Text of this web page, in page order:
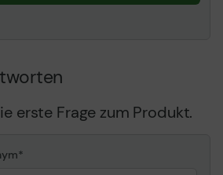
erste Frage zum Produkt.